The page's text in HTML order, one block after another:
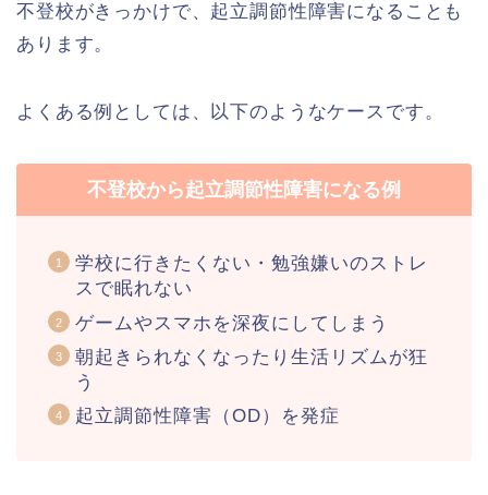
不登校がきっかけで、起立調節性障害になることも
あります。
よくある例としては、以下のようなケースです。
不登校から起立調節性障害になる例
学校に行きたくない・勉強嫌いのストレ
スで眠れない
ゲームやスマホを深夜にしてしまう
朝起きられなくなったり生活リズムが狂
う
起立調節性障害（OD）を発症